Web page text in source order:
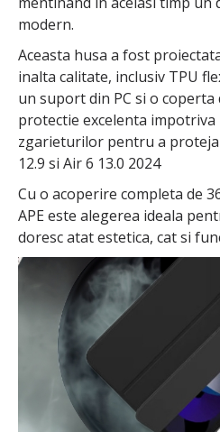
modern.
Aceasta husa a fost
inalta calitate, inclusiv TPU
un suport din PC si o
protectie excelenta
zgarieturilor pentru a
12.9 si Air 6 13.0 2024
Cu o acoperire completa de
APE este alegerea ideala
doresc atat estetica, cat si